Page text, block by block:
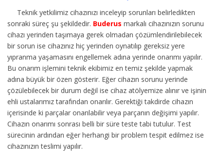
Teknik yetkilimiz cihazınızı inceleyip sorunları belirledikten
sonraki süreç şu şekildedir. Buderus markalı cihazınızın sorunu
cihazı yerinden taşımaya gerek olmadan çözümlendirilebilecek
bir sorun ise cihazınız hiç yerinden oynatılıp gereksiz yere
yıpranma yaşamasını engellemek adına yerinde onarımı yapılır.
Bu onarım işlemini teknik ekibimiz en temiz şekilde yapmak
adına büyük bir özen gösterir. Eğer cihazın sorunu yerinde
çözülebilecek bir durum değil ise cihaz atölyemize alınır ve işinin
ehli ustalarımız tarafından onarılır. Gerektiği takdirde cihazın
içerisinde ki parçalar onarılabilir veya parçanın değişimi yapılır.
Cihazın onarımı sonrası belli bir süre teste tabi tutulur. Test
sürecinin ardından eğer herhangi bir problem tespit edilmez ise
cihazınızın teslimi yapılır.